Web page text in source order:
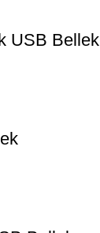
USB Bellek